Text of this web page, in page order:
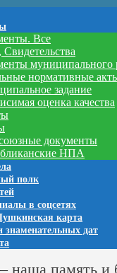
Все
Свидетельства
муниципального
нормативные
задание
оценка качества
документы
НПА
полк
в соцсетях
карта
знаменательных дат
наша память и